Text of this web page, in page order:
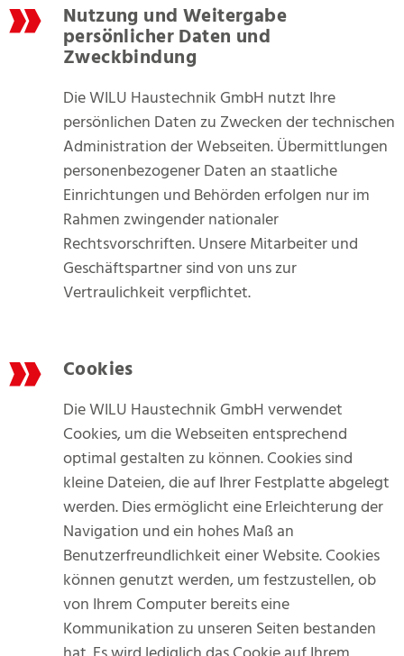
Nutzung und Weitergabe
persönlicher Daten und
Zweckbindung
Die WILU Haustechnik GmbH nutzt Ihre
persönlichen Daten zu Zwecken der technischen
Administration der Webseiten. Übermittlungen
personenbezogener Daten an staatliche
Einrichtungen und Behörden erfolgen nur im
Rahmen zwingender nationaler
Rechtsvorschriften. Unsere Mitarbeiter und
Geschäftspartner sind von uns zur
Vertraulichkeit verpflichtet.
Cookies
Die WILU Haustechnik GmbH verwendet
Cookies, um die Webseiten entsprechend
optimal gestalten zu können. Cookies sind
kleine Dateien, die auf Ihrer Festplatte abgelegt
werden. Dies ermöglicht eine Erleichterung der
Navigation und ein hohes Maß an
Benutzerfreundlichkeit einer Website. Cookies
können genutzt werden, um festzustellen, ob
von Ihrem Computer bereits eine
Kommunikation zu unseren Seiten bestanden